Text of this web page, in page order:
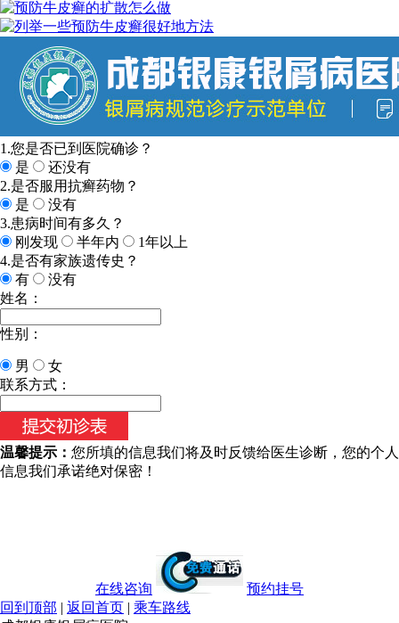
1.您是否已到医院确诊？
是
还没有
2.是否服用抗癣药物？
是
没有
3.患病时间有多久？
刚发现
半年内
1年以上
4.是否有家族遗传史？
有
没有
姓名：
性别：
男
女
今天日期：
联系方式：
温馨提示： 您所填的信息我们将及时反馈给医生诊断，您的个人
信息我们承诺绝对保密！
在线咨询
预约挂号
回到顶部 | 返回首页 | 乘车路线